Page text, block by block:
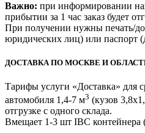
Важно: при информировании
прибытии за 1 час заказ будет
При получении нужны печать/
юридических лиц) или паспорт
ДОСТАВКА ПО МОСКВЕ И
Тарифы услуги «Доставка» для
автомобиля 1,4-7 м3 (кузов
отгрузке с одного склада.
Вмещает 1-3 шт IBC контейнера